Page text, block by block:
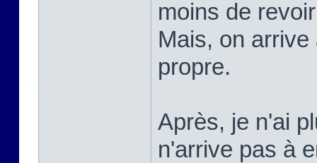
moins de
Mais, on
propre.
Après, je n'ai
n'arrive pas à